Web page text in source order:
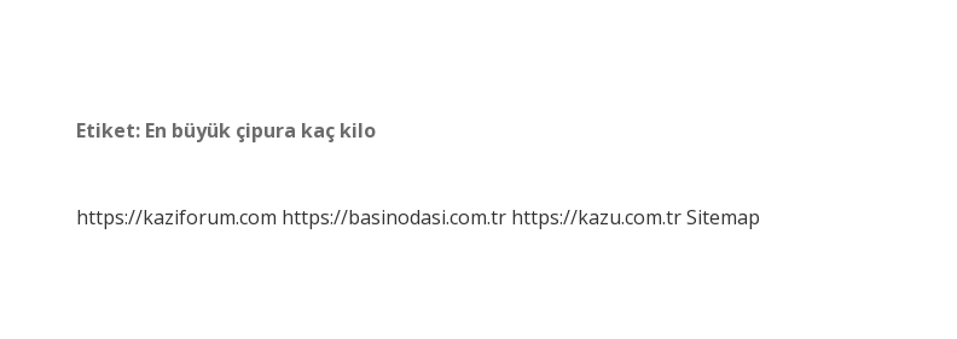
Etiket: En büyük çipura kaç kilo
https://kaziforum.com https://basinodasi.com.tr https://kazu.com.trSitemap